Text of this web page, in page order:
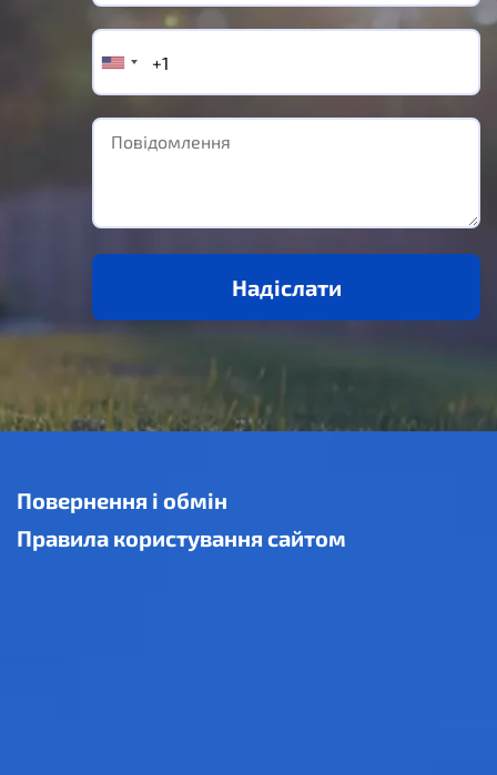
Надіслати
Повернення і обмін
Правила користування сайтом